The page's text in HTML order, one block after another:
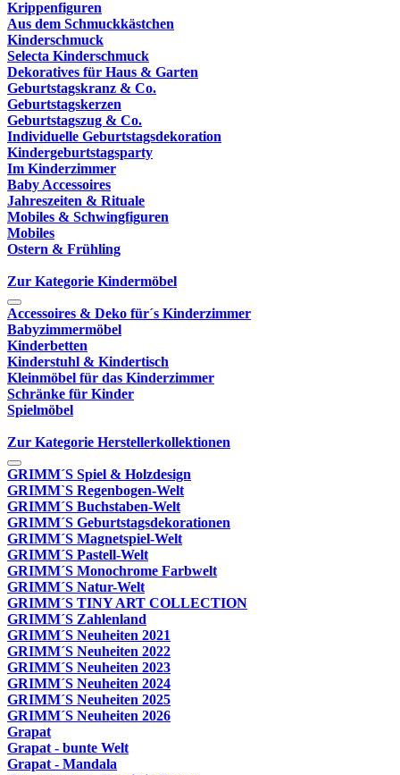
Krippenfiguren
Aus dem Schmuckkästchen
Kinderschmuck
Selecta Kinderschmuck
Dekoratives für Haus & Garten
Geburtstagskranz & Co.
Geburtstagskerzen
Geburtstagszug & Co.
Individuelle Geburtstagsdekoration
Kindergeburtstagsparty
Im Kinderzimmer
Baby Accessoires
Jahreszeiten & Rituale
Mobiles & Schwingfiguren
Mobiles
Ostern & Frühling
Zur Kategorie Kindermöbel
Accessoires & Deko für´s Kinderzimmer
Babyzimmermöbel
Kinderbetten
Kinderstuhl & Kindertisch
Kleinmöbel für das Kinderzimmer
Schränke für Kinder
Spielmöbel
Zur Kategorie Herstellerkollektionen
GRIMM´S Spiel & Holzdesign
GRIMM`S Regenbogen-Welt
GRIMM´S Buchstaben-Welt
GRIMM´S Geburtstagsdekorationen
GRIMM´S Magnetspiel-Welt
GRIMM´S Pastell-Welt
GRIMM´S Monochrome Farbwelt
GRIMM´S Natur-Welt
GRIMM´S TINY ART COLLECTION
GRIMM´S Zahlenland
GRIMM´S Neuheiten 2021
GRIMM´S Neuheiten 2022
GRIMM´S Neuheiten 2023
GRIMM´S Neuheiten 2024
GRIMM´S Neuheiten 2025
GRIMM´S Neuheiten 2026
Grapat
Grapat - bunte Welt
Grapat - Mandala